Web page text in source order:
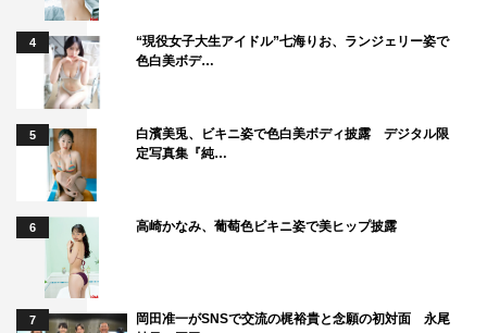
4
“現役女子大生アイドル”七海りお、ランジェリー姿で
色白美ボデ…
5
白濱美兎、ビキニ姿で色白美ボディ披露 デジタル限
定写真集『純…
6 高崎かなみ、葡萄色ビキニ姿で美ヒップ披露
7
岡田准一がSNSで交流の梶裕貴と念願の初対面 永尾